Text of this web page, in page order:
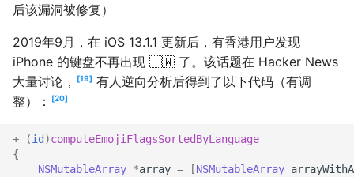
后该漏洞被修复）
2019年9月，在 iOS 13.1.1 更新后，有香港用户发现
iPhone 的键盘不再出现 🇹🇼 了。该话题在 Hacker News
大量讨论，
19
有人逆向分析后得到了以下代码（有调
整）：
20
+ (id )computeEmojiFlagsSortedByLanguage
{
NSMutableArray *array = [NSMutableArray